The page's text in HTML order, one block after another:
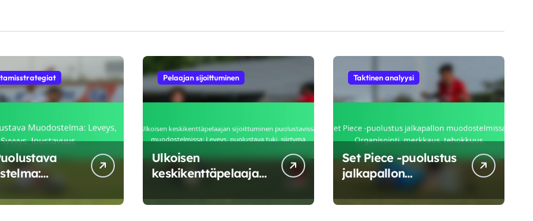
Syvyys,
Pelaajan sijoittuminen
Ulkoisen
keskikenttäpelaajan
puolustavissa
Taktinen analyysi
Set Piece -puolustus
jalkapallon
muodostelmissa:
Organisointi,